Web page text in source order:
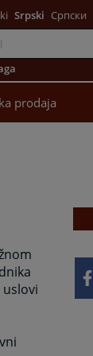
Srpski Српски
prodaja